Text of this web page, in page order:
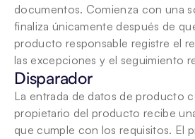
documentos. Comienza con una
finaliza únicamente después de
producto responsable registre el
las excepciones y el seguimiento
Disparador
La entrada de datos de producto
propietario del producto recibe
que cumple con los requisitos. El